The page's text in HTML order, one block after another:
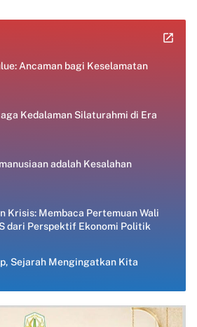
Ancaman bagi Keselamatan
Kedalaman Silaturahmi di Era
adalah Kesalahan
Krisis: Membaca Pertemuan Wali
dari Perspektif Ekonomi Politik
Sejarah Mengingatkan Kita